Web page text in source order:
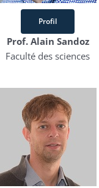
Profil
Prof. Alain Sandoz
Faculté des sciences